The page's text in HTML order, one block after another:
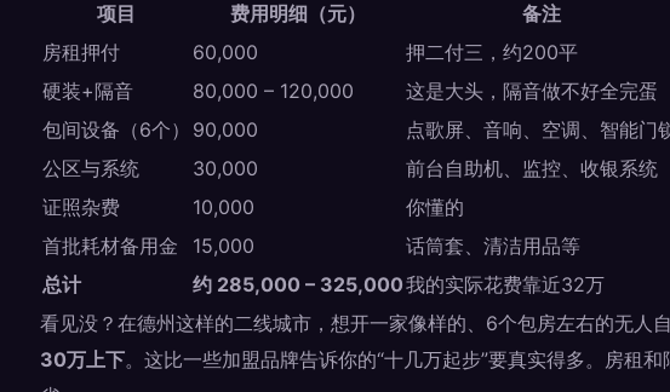
项目 费用明细（元）
备注
房租押付
60,000
押二付三，约200平
硬装+隔音
80,000 – 120,000
这是大头，隔音做不好全完蛋
包间设备（6个）
90,000
点歌屏、音响、空调、智能门
公区与系统
30,000
前台自助机、监控、收银系统
证照杂费
10,000
你懂的
首批耗材备用金
15,000
话筒套、清洁用品等
总计
约 285,000 – 325,000我的实际花费靠近32万
看见没？在德州这样的二线城市，想开一家像样的、6个包房左右的无人
30万上下。这比一些加盟品牌告诉你的“十几万起步”要真实得多。房租